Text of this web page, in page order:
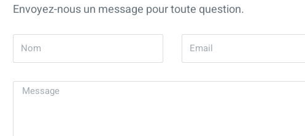
Envoyez-nous un message pour toute question.